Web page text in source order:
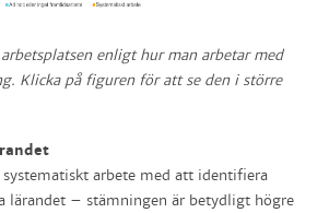
enligt hur man arbetar med
Klicka på figuren för att se den i större
arbete med att identifiera
lärandet – stämningen är betydligt högre